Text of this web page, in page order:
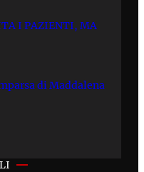
I PAZIENTI, MA
di Maddalena